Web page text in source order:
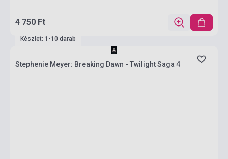
4 750 Ft
Készlet: 1-10 darab
Stephenie Meyer: Breaking Dawn - Twilight Saga 4